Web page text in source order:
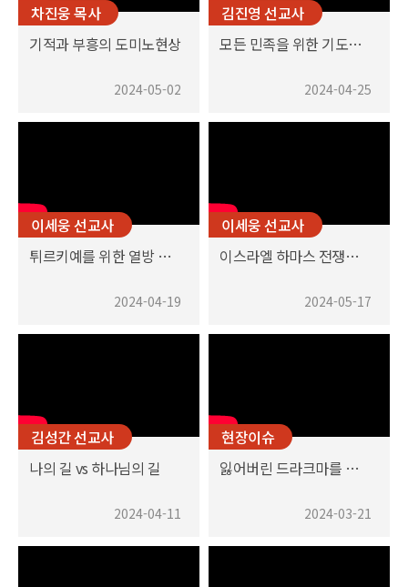
차진웅 목사
기적과 부흥의 도미노현상
2024-05-02
김진영 선교사
모든 민족을 위한 기도의 집?
2024-04-25
이세웅 선교사
튀르키예를 위한 열방 기도의 날
2024-04-19
이세웅 선교사
이스라엘 하마스 전쟁을 바라보며
2024-05-17
김성간 선교사
나의 길 vs 하나님의 길
2024-04-11
현장이슈
잃어버린 드라크마를 찾아서
2024-03-21